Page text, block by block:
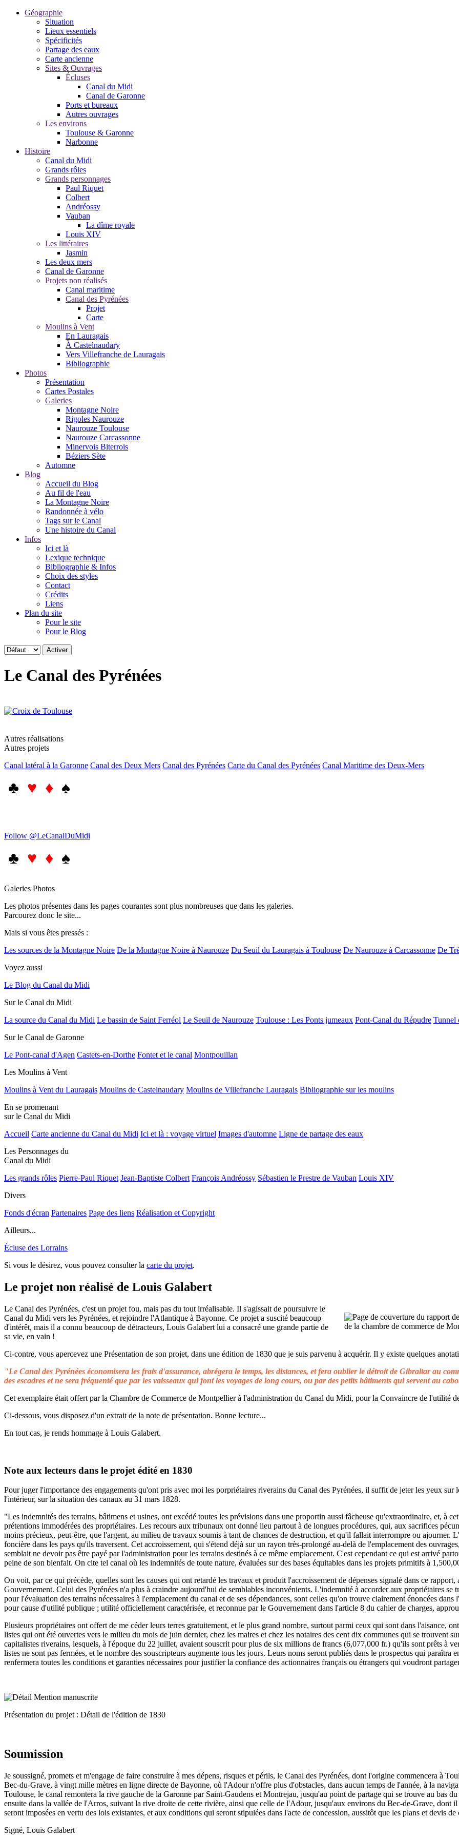
Géographie
Situation
Lieux essentiels
Spécificités
Partage des eaux
Carte ancienne
Sites & Ouvrages
Écluses
Canal du Midi
Canal de Garonne
Ports et bureaux
Autres ouvrages
Les environs
Toulouse & Garonne
Narbonne
Histoire
Canal du Midi
Grands rôles
Grands personnages
Paul Riquet
Colbert
Andréossy
Vauban
La dîme royale
Louis XIV
Les littéraires
Jasmin
Les deux mers
Canal de Garonne
Projets non réalisés
Canal maritime
Canal des Pyrénées
Projet
Carte
Moulins à Vent
En Lauragais
À Castelnaudary
Vers Villefranche de Lauragais
Bibliographie
Photos
Présentation
Cartes Postales
Galeries
Montagne Noire
Rigoles Naurouze
Naurouze Toulouse
Naurouze Carcassonne
Minervois Biterrois
Béziers Sète
Automne
Blog
Accueil du Blog
Au fil de l'eau
La Montagne Noire
Randonnée à vélo
Tags sur le Canal
Une histoire du Canal
Infos
Ici et là
Lexique technique
Bibliographie & Infos
Choix des styles
Contact
Crédits
Liens
Plan du site
Pour le site
Pour le Blog
Le Canal des Pyrénées
Autres réalisations
Autres projets
Canal latéral à la Garonne Canal des Deux Mers Canal des Pyrénées Carte du Canal des Pyrénées Canal Maritime des Deux-Mers
♣ ♥ ♦ ♠
Follow @LeCanalDuMidi
♣ ♥ ♦ ♠
Galeries Photos
Les photos présentes dans les pages courantes sont plus nombreuses que dans les galeries.
Parcourez donc le site...
Mais si vous êtes pressés :
Les sources de la Montagne Noire De la Montagne Noire à Naurouze Du Seuil du Lauragais à Toulouse De Naurouze à Carcassonne De
Voyez aussi
Le Blog du Canal du Midi
Sur le Canal du Midi
La source du Canal du Midi Le bassin de Saint Ferréol Le Seuil de Naurouze Toulouse : Les Ponts jumeaux Pont-Canal du Répudre Tunnel
Sur le Canal de Garonne
Le Pont-canal d'Agen Castets-en-Dorthe Fontet et le canal Montpouillan
Les Moulins à Vent
Moulins à Vent du Lauragais Moulins de Castelnaudary Moulins de Villefranche Lauragais Bibliographie sur les moulins
En se promenant
sur le Canal du Midi
Accueil Carte ancienne du Canal du Midi Ici et là : voyage virtuel Images d'automne Ligne de partage des eaux
Les Personnages du
Canal du Midi
Les grands rôles Pierre-Paul Riquet Jean-Baptiste Colbert François Andréossy Sébastien le Prestre de Vauban Louis XIV
Divers
Fonds d'écran Partenaires Page des liens Réalisation et Copyright
Ailleurs...
Écluse des Lorrains
Si vous le désirez, vous pouvez consulter la carte du projet.
Le projet non réalisé de Louis Galabert
Le Canal des Pyrénées, c'est un projet fou, mais pas du tout irréalisable. Il s'agissait de poursuivre le
Canal du Midi vers les Pyrénées, et rejoindre l'Atlantique à Bayonne. Ce projet a suscité beaucoup
d'intérêt, mais il a connu beaucoup de détracteurs, Louis Galabert lui a consacré une grande partie de
sa vie, en vain !
Ci-contre, vous apercevez une Présentation de son projet, dans une édition de 1830 que je suis parvenu à acquérir. Il y existe quelques
"Le Canal des Pyrénées économisera les frais d'assurance, abrégera le temps, les distances, et fera oublier le détroit de Gibraltar au
des escadres et ne sera fréquenté que par les vaisseaux qui font les voyages de long cours, ou par des petits bâtiments qui servent au
Cet exemplaire était offert par la Chambre de Commerce de Montpellier à l'administration du Canal du Midi, pour la Convaincre de l'utilité
Ci-dessous, vous disposez d'un extrait de la note de présentation. Bonne lecture...
En tout cas, je rends hommage à Louis Galabert.
Note aux lecteurs dans le projet édité en 1830
Pour juger l'importance des engagements qu'ont pris avec moi les porpriétaires riverains du Canal des Pyrénées, il suffit de jeter les yeux
l'intérieur, sur la situation des canaux au 31 mars 1828.
"Les indemnités des terrains, bâtimens et usines, ont excédé toutes les prévisions dans une proportin aussi fâcheuse qu'extraordinaire, et, à
prétentions immodérées des propriétaires. Les recours aux tribunaux ont donné lieu partout à de longues procédures, qui, aux sacrifices
moins précieux, peut-être, que l'argent, au milieu de travaux soumis à tant de chances de destruction, et qu'il fallait interrompre ou ajourner.
foncière dans les pays qu'ils traversent. Cet accroissement, qui s'étend déjà sur un rayon très-prolongé au-delà de l'emplacement des
semblait ne devoir pas être payé par l'administration pour les terrains destinés à ce même emplacement. C'est cependant ce qui est arrivé
peine de son bienfait. On cite tel canal où les indemnités de toute nature, évaluées sur des bases équitables dans les projets primitifs à
On voit, par ce qui précède, quelles sont les causes qui ont retardé les travaux et produit l'accroissement de dépenses signalé dans ce
Gouvernement. Celui des Pyrénées n'a plus à craindre aujourd'hui de semblables inconvénients. L'indemnité à accorder aux propriétaires se
pour l'évaluation des terrains nécessaires à l'emplacement du canal et de ses dépendances, sont celles qu'on trouve clairement énoncées
pour cause d'utilité publique ; utilité officiellement caractérisée, et reconnue par le Gouvernement dans l'article 8 du cahier de charges,
Plusieurs propriétaires ont offert de me céder leurs terres gratuitement, et le plus grand nombre, surtout parmi ceux qui sont dans l'aisance,
listes qui ont été ouvertes vers le milieu du mois de juin dernier, chez les maires et chez les notaires des cent dix communes qui se trouvent
capitalistes riverains, lesquels, à l'époque du 22 juillet, avaient souscrit pour plus de six millions de francs (6,077,000 fr.) qu'ils sont prêts à
listes ne sont pas fermées, et le nombre des souscripteurs augmente tous les jours. Leurs noms seront publiés dans le prospectus qui
renfermera toutes les conditions et garanties nécessaires pour justifier la confiance des actionnaires français ou étrangers qui voudront
Présentation du projet : Détail de l'édition de 1830
Soumission
Je soussigné, promets et m'engage de faire construire à mes dépens, risques et périls, le Canal des Pyrénées, dont l'origine commencera à
Bec-du-Grave, à vingt mille mètres en ligne directe de Bayonne, où l'Adour n'offre plus d'obstacles, dans aucun temps de l'année, à la
Toulouse, le canal remontera la rive gauche de la Garonne par Saint-Gaudens et Montrejau, jusqu'au point de partage qui se trouve au bas
ensuite dans la vallée de l'Arros, suivant la rive droite de cette rivière, ainsi que celle de l'Adour, jusqu'aux environs du Bec-de-Grave, dont
seront imposées en vertu des lois existantes, et aux conditions qui seront stipulées dans l'acte de concession, aussitôt que les plans et devis
Signé, Louis Galabert